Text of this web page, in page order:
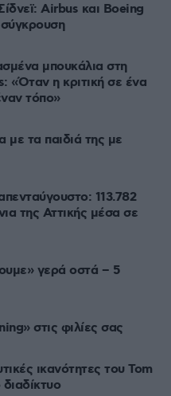
Airbus και Boeing
μπουκάλια στη
η κριτική σε ένα
τόπο»
τα παιδιά της με
113.782
της Αττικής μέσα σε
γερά οστά – 5
στις φιλίες σας
ικανότητες του Tom